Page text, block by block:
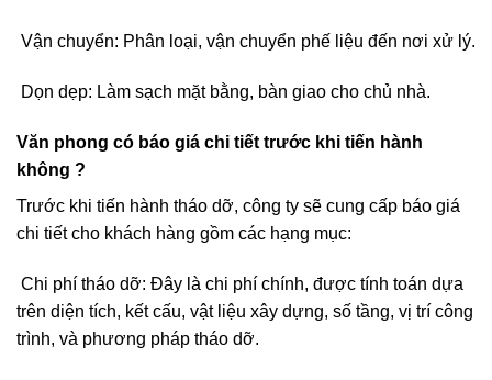
Vận chuyển: Phân loại, vận chuyển phế liệu đến nơi xử lý.
Dọn dẹp: Làm sạch mặt bằng, bàn giao cho chủ nhà.
Văn phong có báo giá chi tiết trước khi tiến hành
không ?
Trước khi tiến hành tháo dỡ, công ty sẽ cung cấp báo giá
chi tiết cho khách hàng gồm các hạng mục:
Chi phí tháo dỡ: Đây là chi phí chính, được tính toán dựa
trên diện tích, kết cấu, vật liệu xây dựng, số tầng, vị trí công
trình, và phương pháp tháo dỡ.